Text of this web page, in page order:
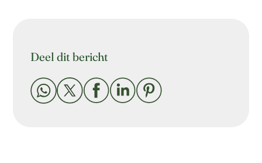
Deel dit bericht
    